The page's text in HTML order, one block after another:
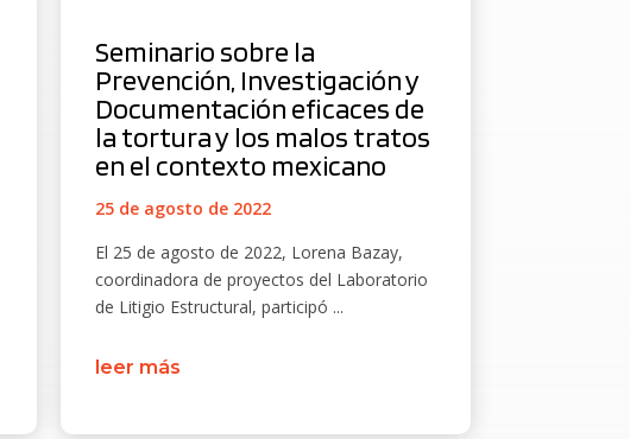
Seminario sobre la
Prevención, Investigación y
Documentación eficaces de
la tortura y los malos tratos
en el contexto mexicano
25 de agosto de 2022
El 25 de agosto de 2022, Lorena Bazay,
coordinadora de proyectos del Laboratorio
de Litigio Estructural, participó ...
leer más